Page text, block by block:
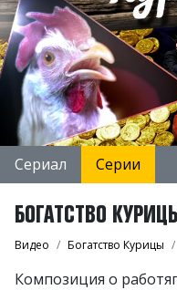
Сериал Серии
БОГАТСТВО
Видео Богатство Курицы
Композиция о